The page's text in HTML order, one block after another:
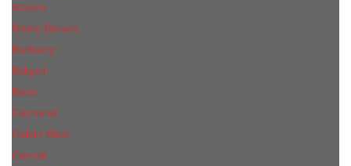
Azzaro
Bruno Banani
Burberry
Bvlgari
Boss
Cacharel
Calvin Klein
Cerruti